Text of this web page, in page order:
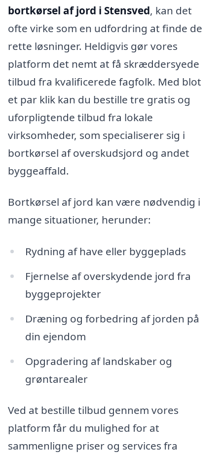
bortkørsel af jord i Stensved, kan det
ofte virke som en udfordring at finde de
rette løsninger. Heldigvis gør vores
platform det nemt at få skræddersyede
tilbud fra kvalificerede fagfolk. Med blot
et par klik kan du bestille tre gratis og
uforpligtende tilbud fra lokale
virksomheder, som specialiserer sig i
bortkørsel af overskudsjord og andet
byggeaffald.
Bortkørsel af jord kan være nødvendig i
mange situationer, herunder:
Rydning af have eller byggeplads
Fjernelse af overskydende jord fra
byggeprojekter
Dræning og forbedring af jorden på
din ejendom
Opgradering af landskaber og
grøntarealer
Ved at bestille tilbud gennem vores
platform får du mulighed for at
sammenligne priser og services fra